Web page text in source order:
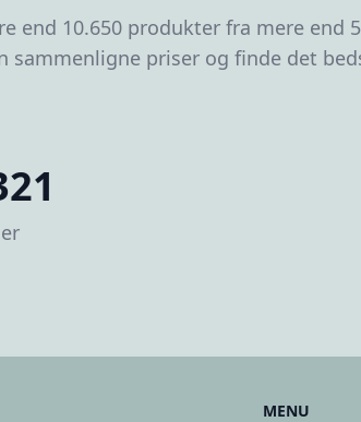
10.650 produkter fra mere end
sammenligne priser og finde det
MENU